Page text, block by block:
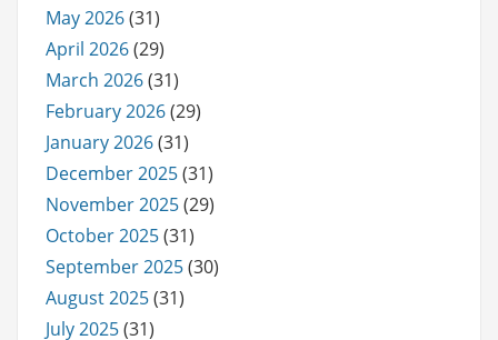
May 2026(31)
April 2026(29)
March 2026(31)
February 2026(29)
January 2026(31)
December 2025(31)
November 2025(29)
October 2025(31)
September 2025(30)
August 2025(31)
July 2025(31)